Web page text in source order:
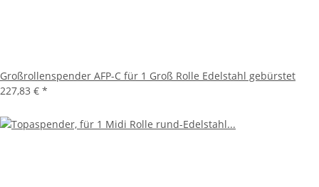
Großrollenspender AFP-C für 1 Groß Rolle Edelstahl gebürstet
227,83 € *